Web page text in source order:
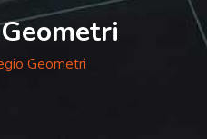
Geometri